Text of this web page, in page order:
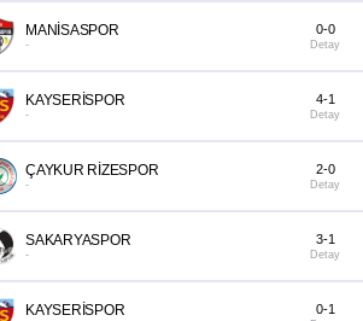
MANİSASPOR
-
0-0
Detay
KAYSERİSPOR
-
4-1
Detay
ÇAYKUR RİZESPOR
-
2-0
Detay
SAKARYASPOR
-
3-1
Detay
KAYSERİSPOR 0-1